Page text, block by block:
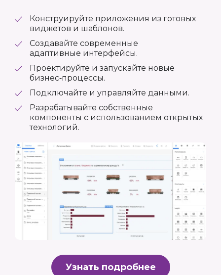
Конструируйте приложения из готовых
виджетов и шаблонов.
Создавайте современные
адаптивные интерфейсы.
Проектируйте и запускайте новые
бизнес‑процессы.
Подключайте и управляйте данными.
Разрабатывайте собственные
компоненты с использованием открытых
технологий.
Узнать подробнее